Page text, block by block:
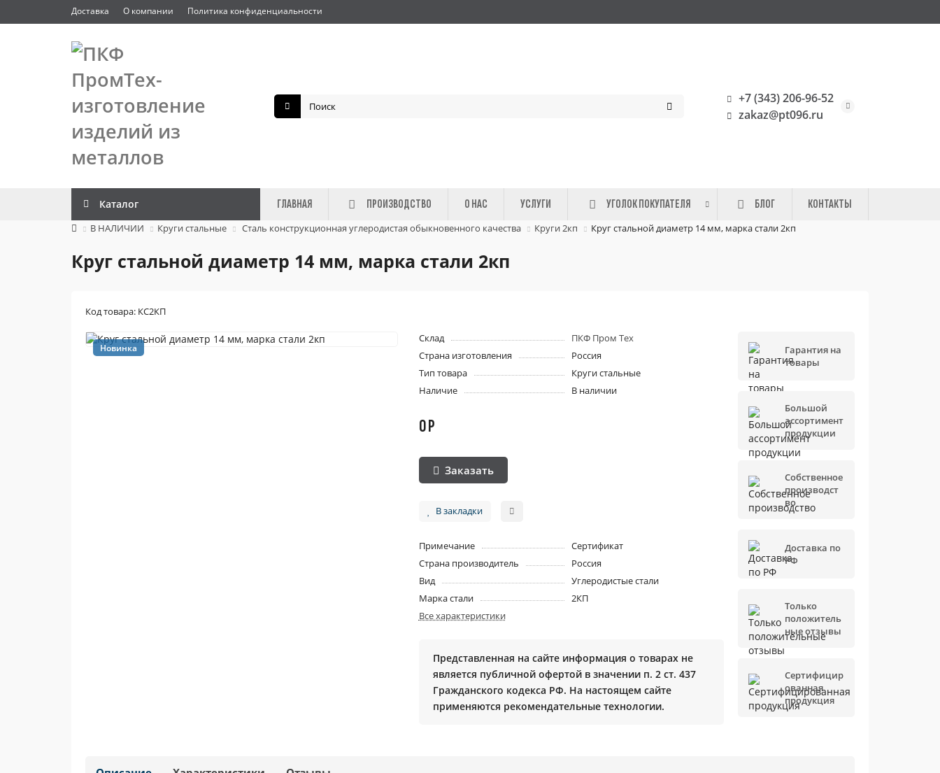
Доставка О компании Политика конфиденциальности
+7 (343) 206-96-52
zakaz@pt096.ru
Каталог ГЛАВНАЯ ПРОИЗВОДСТВО О НАС УСЛУГИ УГОЛОК ПОКУПАТЕЛЯ БЛОГ КОНТАКТЫ
В НАЛИЧИИ Круги стальные Сталь конструкционная углеродистая обыкновенного качества Круги 2кп Круг стальной диаметр 14 мм, марка стали 2кп
Круг стальной диаметр 14 мм, марка стали 2кп
Код товара: КС2КП
Новинка
Склад
ПКФ Пром Тех
Страна изготовления
Россия
Тип товара
Круги стальные
Наличие
В наличии
0 Р
Заказать
В закладки
Примечание
Сертификат
Страна производитель
Россия
Вид
Углеродистые стали
Марка стали
2КП
Все характеристики
Представленная на сайте информация о товарах не
является публичной офертой в значении п. 2 ст. 437
Гражданского кодекса РФ. На настоящем сайте
применяются рекомендательные технологии.
Гарантия на
товары
Большой
ассортимент
продукции
Собственное
производст
во
Доставка по
РФ
Только
положитель
ные отзывы
Сертифицир
ованная
продукция